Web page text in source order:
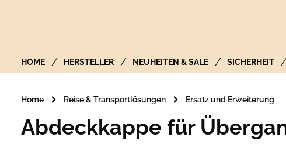
HOME HERSTELLER NEUHEITEN & SALE SICHERHEIT
Home Reise & Transportlösungen Ersatz und Erweiterung
Abdeckkappe für